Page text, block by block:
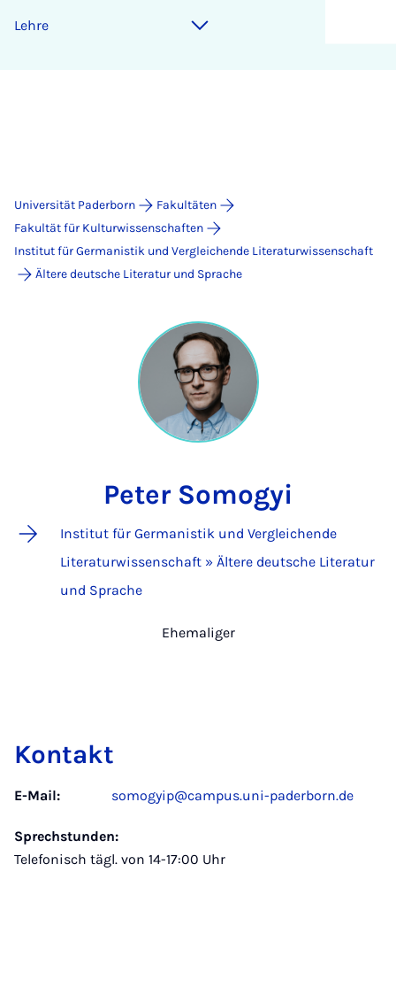
Lehre
Universität Paderborn
Fakultäten
Fakultät für Kulturwissenschaften
Institut für Germanistik und Vergleichende Literaturwissenschaft
Ältere deutsche Literatur und Sprache
Peter Somogyi
Institut für Germanistik und Vergleichende
Literaturwissenschaft » Ältere deutsche Literatur
und Sprache
Ehemaliger
Kontakt
E-Mail: somogyip@campus.uni-paderborn.de
Sprechstunden:
Telefonisch tägl. von 14-17:00 Uhr